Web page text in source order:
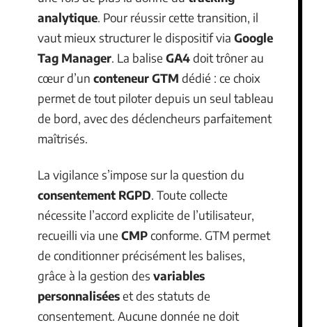
analytique. Pour réussir cette transition, il
vaut mieux structurer le dispositif via Google
Tag Manager. La balise GA4doit trôner au
cœur d’un conteneur GTM dédié : ce choix
permet de tout piloter depuis un seul tableau
de bord, avec des déclencheurs parfaitement
maîtrisés.
La vigilance s’impose sur la question du
consentement RGPD. Toute collecte
nécessite l’accord explicite de l’utilisateur,
recueilli via une CMPconforme. GTM permet
de conditionner précisément les balises,
grâce à la gestion des variables
personnaliséeset des statuts de
consentement. Aucune donnée ne doit